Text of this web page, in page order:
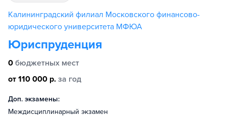
Калининградский филиал Московского финансово-
юридического университета МФЮА
Юриспруденция
0 бюджетных мест
от 110 000 р. за год
Доп. экзамены:
Междисциплинарный экзамен